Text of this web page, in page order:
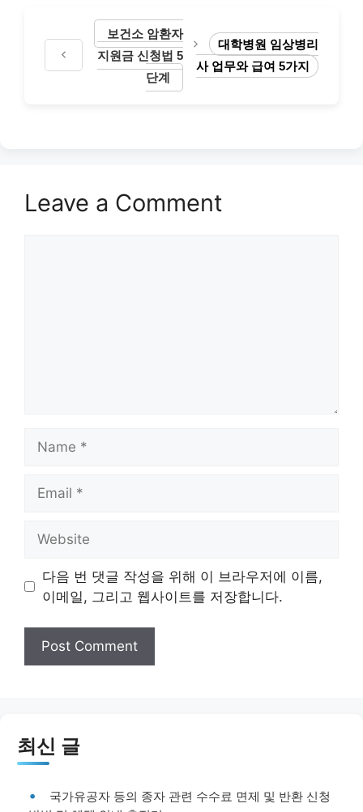
보건소 암환자
지원금 신청법 5
단계
대학병원 임상병리
사 업무와 급여 5가지
Leave a Comment
다음 번 댓글 작성을 위해 이 브라우저에 이름,
이메일, 그리고 웹사이트를 저장합니다.
최신 글
국가유공자 등의 종자 관련 수수료 면제 및 반환 신청